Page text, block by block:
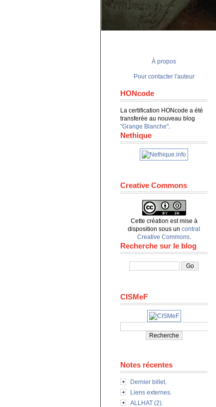
À propos
Pour contacter l'auteur
HONcode
La certification HONcode a été
transferée au nouveau blog
"Grange Blanche".
Nethique
Creative Commons
Cette création est mise à
disposition sous un contrat
Creative Commons.
Recherche sur le blog
CISMeF
Notes récentes
Dernier billet.
Liens externes.
ALLHAT (2).